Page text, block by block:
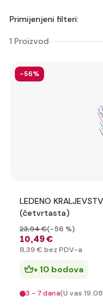
Primijenjeni filteri:
1 Proizvod
-56%
LEDENO
(četvrtasta)
10,49 €
23,94 €(-56 %)
8,39 € bez PDV-a
+ 10 bodova
3 - 7 dana(U vas